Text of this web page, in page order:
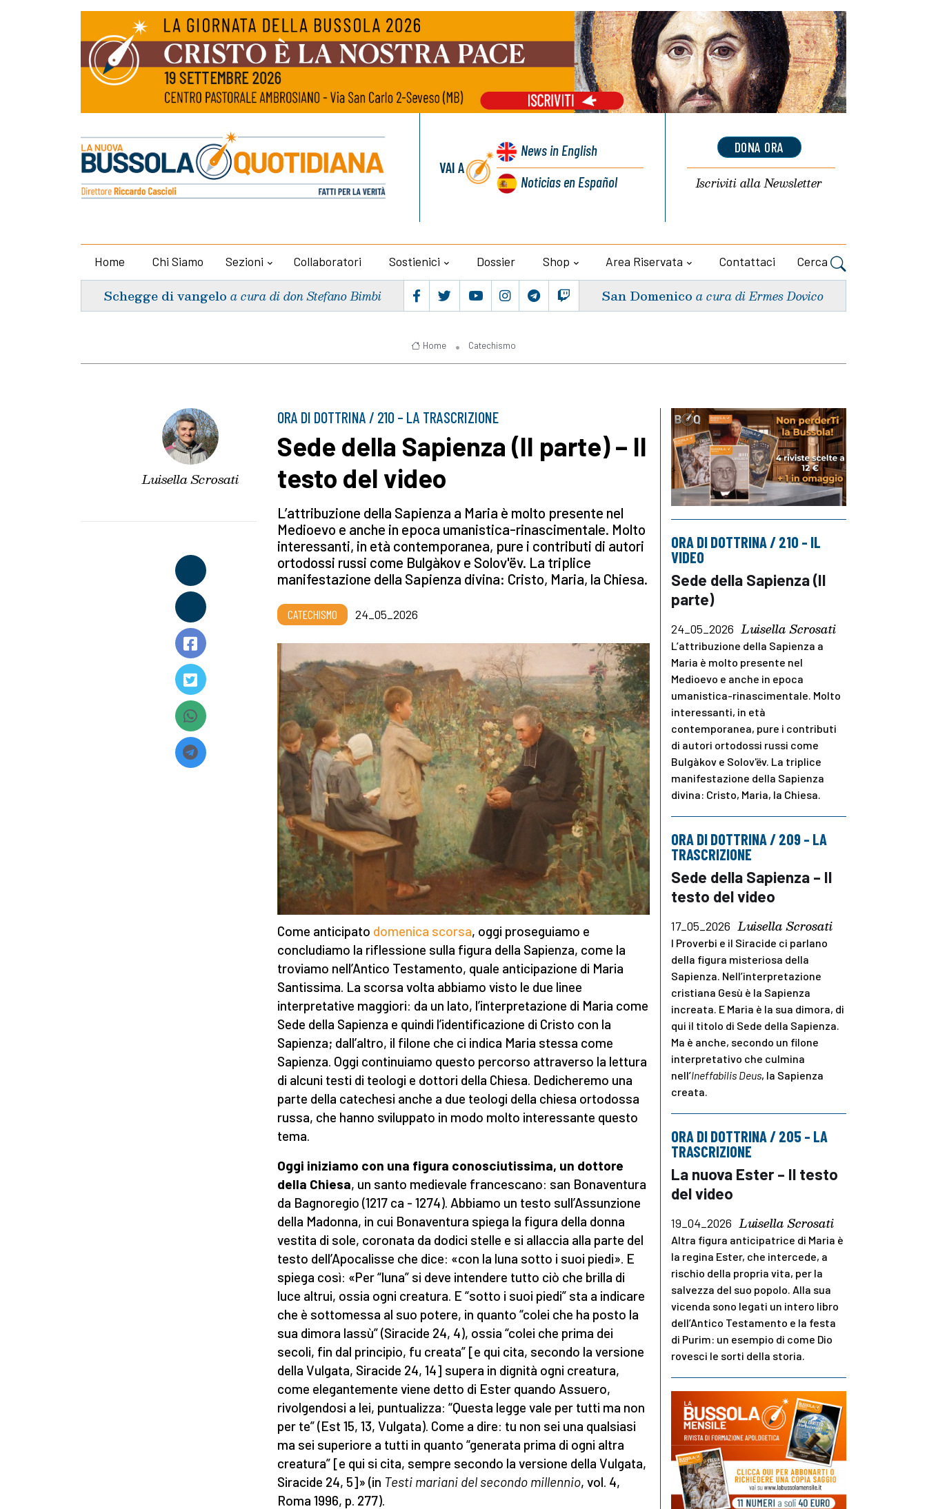
VAI A
Newsin English
Noticiasen Español
DONA ORA
Iscriviti allaNewsletter
Home Chi Siamo Sezioni Collaboratori Sostienici Dossier Shop Area Riservata Contattaci Cerca
Schegge di vangelo a cura di don Stefano Bimbi San Domenico a cura di Ermes Dovico
Home Catechismo
Luisella Scrosati
ORA DI DOTTRINA / 210 – LA TRASCRIZIONE
Sede della Sapienza (II parte) – Il
testo del video
L’attribuzione della Sapienza a Maria è molto presente nel
Medioevo e anche in epoca umanistica-rinascimentale. Molto
interessanti, in età contemporanea, pure i contributi di autori
ortodossi russi come Bulgàkov e Solov'ëv. La triplice
manifestazione della Sapienza divina: Cristo, Maria, la Chiesa.
CATECHISMO 24_05_2026
Come anticipato domenica scorsa, oggi proseguiamo e
concludiamo la riflessione sulla figura della Sapienza, come la
troviamo nell’Antico Testamento, quale anticipazione di Maria
Santissima. La scorsa volta abbiamo visto le due linee
interpretative maggiori: da un lato, l’interpretazione di Maria come
Sede della Sapienza e quindi l’identificazione di Cristo con la
Sapienza; dall’altro, il filone che ci indica Maria stessa come
Sapienza. Oggi continuiamo questo percorso attraverso la lettura
di alcuni testi di teologi e dottori della Chiesa. Dedicheremo una
parte della catechesi anche a due teologi della chiesa ortodossa
russa, che hanno sviluppato in modo molto interessante questo
tema.
Oggi iniziamo con una figura conosciutissima, un dottore
della Chiesa, un santo medievale francescano: san Bonaventura
da Bagnoregio (1217 ca - 1274). Abbiamo un testo sull’Assunzione
della Madonna, in cui Bonaventura spiega la figura della donna
vestita di sole, coronata da dodici stelle e si allaccia alla parte del
testo dell’Apocalisse che dice: «con la luna sotto i suoi piedi». E
spiega così: «Per “luna” si deve intendere tutto ciò che brilla di
luce altrui, ossia ogni creatura. E “sotto i suoi piedi” sta a indicare
che è sottomessa al suo potere, in quanto “colei che ha posto la
sua dimora lassù” (Siracide 24, 4), ossia “colei che prima dei
secoli, fin dal principio, fu creata” [e qui cita, secondo la versione
della Vulgata, Siracide 24, 14] supera in dignità ogni creatura,
come elegantemente viene detto di Ester quando Assuero,
rivolgendosi a lei, puntualizza: “Questa legge vale per tutti ma non
per te” (Est 15, 13, Vulgata). Come a dire: tu non sei una qualsiasi
ma sei superiore a tutti in quanto “generata prima di ogni altra
creatura” [e qui si cita, sempre secondo la versione della Vulgata,
Siracide 24, 5]» (in Testi mariani del secondo millennio, vol. 4,
Roma 1996, p. 277).
ORA DI DOTTRINA / 210 – IL
VIDEO
Sede della Sapienza (II
parte)
24_05_2026 Luisella Scrosati
L’attribuzione della Sapienza a
Maria è molto presente nel
Medioevo e anche in epoca
umanistica-rinascimentale. Molto
interessanti, in età
contemporanea, pure i contributi
di autori ortodossi russi come
Bulgàkov e Solov'ëv. La triplice
manifestazione della Sapienza
divina: Cristo, Maria, la Chiesa.
ORA DI DOTTRINA / 209 – LA
TRASCRIZIONE
Sede della Sapienza – Il
testo del video
17_05_2026 Luisella Scrosati
I Proverbi e il Siracide ci parlano
della figura misteriosa della
Sapienza. Nell’interpretazione
cristiana Gesù è la Sapienza
increata. E Maria è la sua dimora, di
qui il titolo di Sede della Sapienza.
Ma è anche, secondo un filone
interpretativo che culmina
nell’Ineffabilis Deus, la Sapienza
creata.
ORA DI DOTTRINA / 205 – LA
TRASCRIZIONE
La nuova Ester – Il testo
del video
19_04_2026 Luisella Scrosati
Altra figura anticipatrice di Maria è
la regina Ester, che intercede, a
rischio della propria vita, per la
salvezza del suo popolo. Alla sua
vicenda sono legati un intero libro
dell’Antico Testamento e la festa
di Purim: un esempio di come Dio
rovesci le sorti della storia.